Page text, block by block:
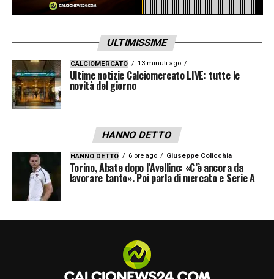
ULTIMISSIME
CALCIOMERCATO 13 minuti ago
Ultime notizie Calciomercato LIVE: tutte le
novità del giorno
HANNO DETTO
HANNO DETTO 6 ore ago Giuseppe Colicchia
Torino, Abate dopo l’Avellino: «C’è ancora da
lavorare tanto». Poi parla di mercato e Serie A